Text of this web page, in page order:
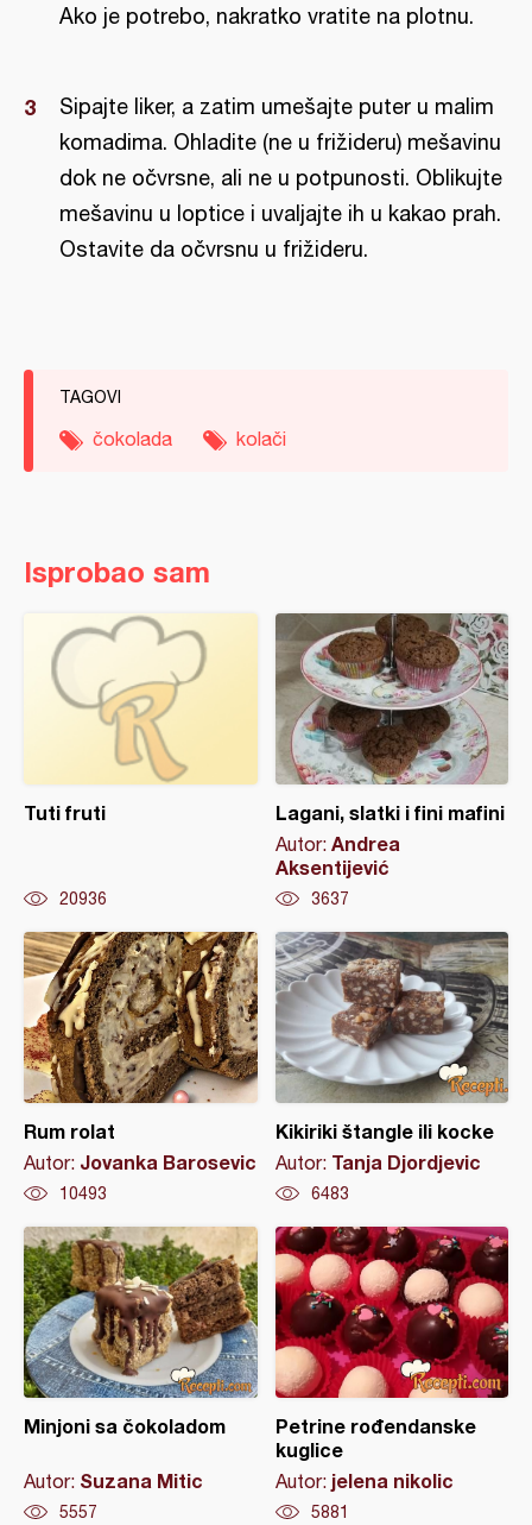
Ako je potrebo, nakratko vratite na plotnu.
Sipajte liker, a zatim umešajte puter u malim
komadima. Ohladite (ne u frižideru) mešavinu
dok ne očvrsne, ali ne u potpunosti. Oblikujte
mešavinu u loptice i uvaljajte ih u kakao prah.
Ostavite da očvrsnu u frižideru.
TAGOVI
čokolada kolači
Isprobao sam
Tuti fruti
20936
Lagani, slatki i fini mafini
Autor: Andrea
Aksentijević
3637
Rum rolat
Autor: Jovanka Barosevic
10493
Kikiriki štangle ili kocke
Autor: Tanja Djordjevic
6483
Minjoni sa čokoladom
Autor: Suzana Mitic
5557
Petrine rođendanske
kuglice
Autor: jelena nikolic
5881